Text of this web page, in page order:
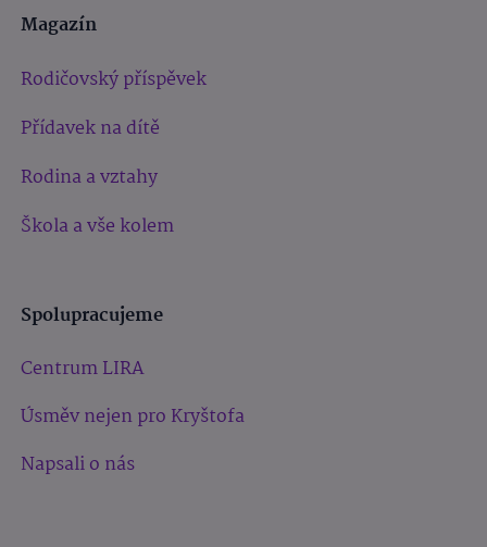
Magazín
Rodičovský příspěvek
Přídavek na dítě
Rodina a vztahy
Škola a vše kolem
Spolupracujeme
Centrum LIRA
Úsměv nejen pro Kryštofa
Napsali o nás